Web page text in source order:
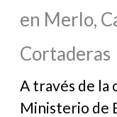
en Merlo,
Cortaderas
A través de la
Ministerio de